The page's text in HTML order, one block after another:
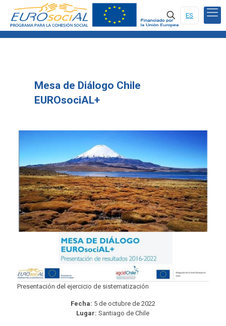
ES
Mesa de Diálogo Chile
EUROsociAL+
Presentación del ejercicio de sistematización
Fecha: 5 de octubre de 2022
Lugar: Santiago de Chile